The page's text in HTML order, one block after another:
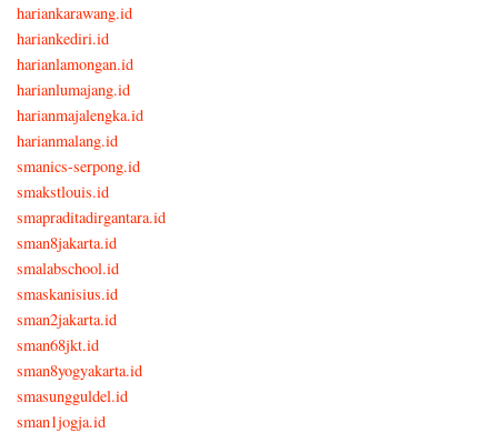
hariankarawang.id
hariankediri.id
harianlamongan.id
harianlumajang.id
harianmajalengka.id
harianmalang.id
smanics-serpong.id
smakstlouis.id
smapraditadirgantara.id
sman8jakarta.id
smalabschool.id
smaskanisius.id
sman2jakarta.id
sman68jkt.id
sman8yogyakarta.id
smasungguldel.id
sman1jogja.id